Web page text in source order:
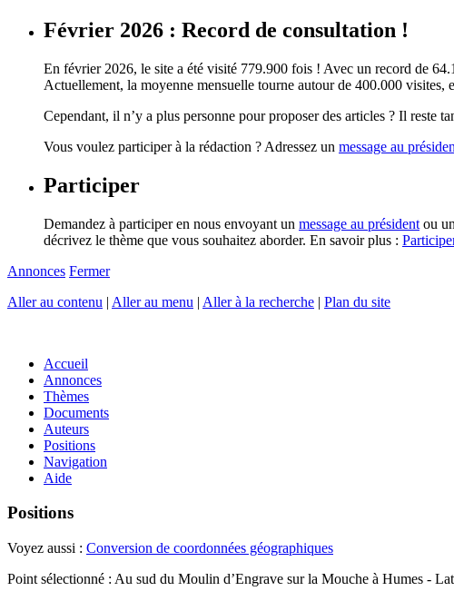
Février 2026 : Record de consultation !
En février 2026, le site a été visité 779.900 fois ! Avec un record de
Actuellement, la moyenne mensuelle tourne autour de 400.000 visites,
Cependant, il n’y a plus personne pour proposer des articles ? Il reste
Vous voulez participer à la rédaction ? Adressez un message au
Participer
Demandez à participer en nous envoyant un message au président ou un
décrivez le thème que vous souhaitez aborder. En savoir plus :
Annonces Fermer
Aller au contenu | Aller au menu | Aller à la recherche | Plan du site
Accueil
Annonces
Thèmes
Documents
Auteurs
Positions
Navigation
Aide
Positions
Voyez aussi : Conversion de coordonnées géographiques
Point sélectionné : Au sud du Moulin d’Engrave sur la Mouche à Humes -